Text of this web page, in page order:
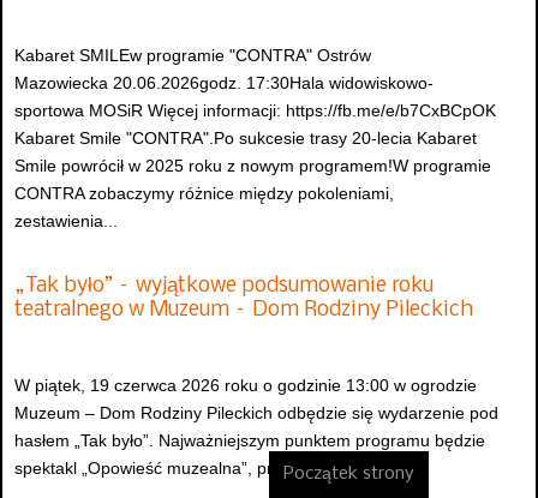
Kabaret SMILEw programie "CONTRA" Ostrów
Mazowiecka 20.06.2026godz. 17:30Hala widowiskowo-
sportowa MOSiR Więcej informacji: https://fb.me/e/b7CxBCpOK
Kabaret Smile "CONTRA".Po sukcesie trasy 20-lecia Kabaret
Smile powrócił w 2025 roku z nowym programem!W programie
CONTRA zobaczymy różnice między pokoleniami,
zestawienia...
„Tak było” – wyjątkowe podsumowanie roku
teatralnego w Muzeum – Dom Rodziny Pileckich
W piątek, 19 czerwca 2026 roku o godzinie 13:00 w ogrodzie
Muzeum – Dom Rodziny Pileckich odbędzie się wydarzenie pod
hasłem „Tak było”. Najważniejszym punktem programu będzie
spektakl „Opowieść muzealna”, przygotowany...
Początek strony